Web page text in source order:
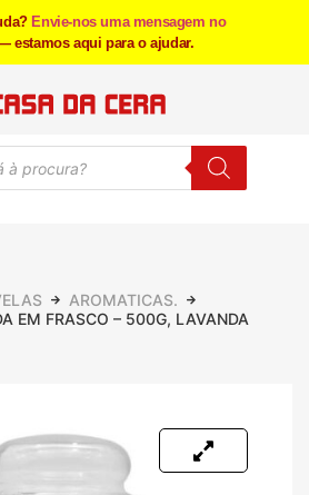
Envie-nos uma mensagem no
estamos aqui para o ajudar.
AROMATICAS.
EM FRASCO – 500G, LAVANDA